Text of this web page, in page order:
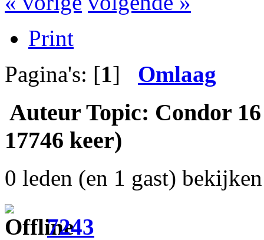
Print
Pagina's: [1] Omlaag
Auteur Topic: Condor
17746 keer)
0 leden (en 1 gast)
7243